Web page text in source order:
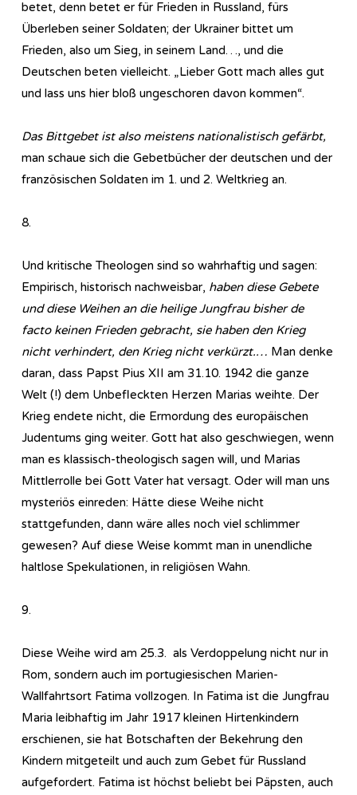
betet, denn betet er für Frieden in Russland, fürs
Überleben seiner Soldaten; der Ukrainer bittet um
Frieden, also um Sieg, in seinem Land…, und die
Deutschen beten vielleicht. „Lieber Gott mach alles gut
und lass uns hier bloß ungeschoren davon kommen“.
Das Bittgebet ist also meistens nationalistisch gefärbt,
man schaue sich die Gebetbücher der deutschen und der
französischen Soldaten im 1. und 2. Weltkrieg an.
8.
Und kritische Theologen sind so wahrhaftig und sagen:
Empirisch, historisch nachweisbar, haben diese Gebete
und diese Weihen an die heilige Jungfrau bisher de
facto keinen Frieden gebracht, sie haben den Krieg
nicht verhindert, den Krieg nicht verkürzt.… Man denke
daran, dass Papst Pius XII am 31.10. 1942 die ganze
Welt (!) dem Unbefleckten Herzen Marias weihte. Der
Krieg endete nicht, die Ermordung des europäischen
Judentums ging weiter. Gott hat also geschwiegen, wenn
man es klassisch-theologisch sagen will, und Marias
Mittlerrolle bei Gott Vater hat versagt. Oder will man uns
mysteriös einreden: Hätte diese Weihe nicht
stattgefunden, dann wäre alles noch viel schlimmer
gewesen? Auf diese Weise kommt man in unendliche
haltlose Spekulationen, in religiösen Wahn.
9.
Diese Weihe wird am 25.3. als Verdoppelung nicht nur in
Rom, sondern auch im portugiesischen Marien-
Wallfahrtsort Fatima vollzogen. In Fatima ist die Jungfrau
Maria leibhaftig im Jahr 1917 kleinen Hirtenkindern
erschienen, sie hat Botschaften der Bekehrung den
Kindern mitgeteilt und auch zum Gebet für Russland
aufgefordert. Fatima ist höchst beliebt bei Päpsten, auch